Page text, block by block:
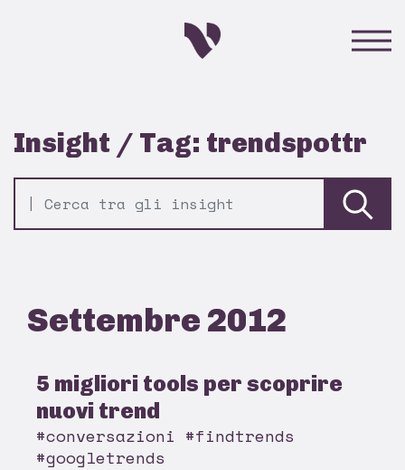
Insight / Tag: trendspottr
Settembre 2012
5 migliori tools per scoprire
nuovi trend
#conversazioni #findtrends
#googletrends